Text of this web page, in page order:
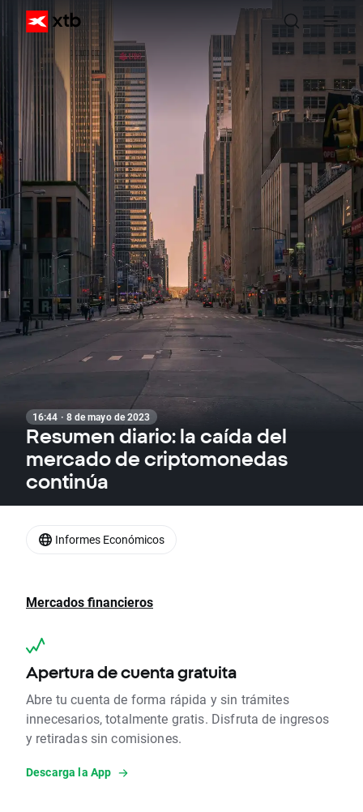
16:44 · 8 de mayo de 2023
Resumen diario: la caída del
mercado de criptomonedas
continúa
Mercados financieros
Apertura de cuenta gratuita
Abre tu cuenta de forma rápida y sin trámites
innecesarios, totalmente gratis. Disfruta de ingresos
y retiradas sin comisiones.
Descarga la App
Informes Económicos